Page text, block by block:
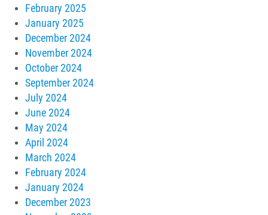
February 2025
January 2025
December 2024
November 2024
October 2024
September 2024
July 2024
June 2024
May 2024
April 2024
March 2024
February 2024
January 2024
December 2023